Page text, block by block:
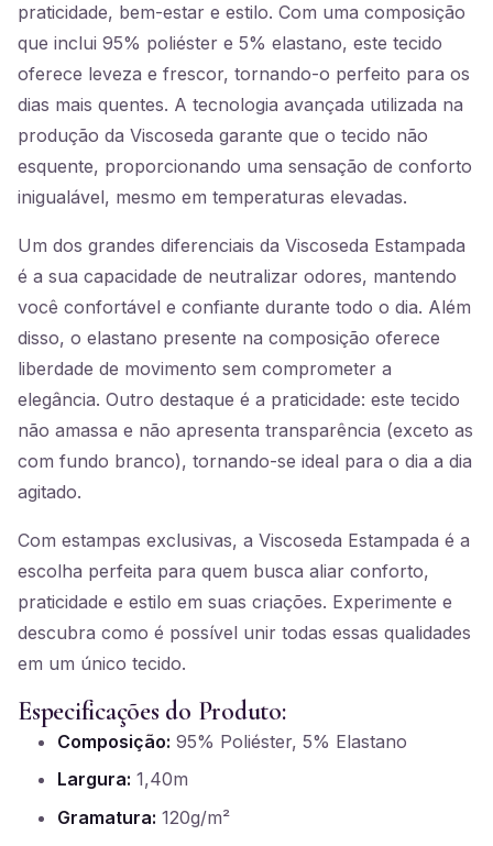
praticidade, bem-estar e estilo. Com uma composição
que inclui 95% poliéster e 5% elastano, este tecido
oferece leveza e frescor, tornando-o perfeito para os
dias mais quentes. A tecnologia avançada utilizada na
produção da Viscoseda garante que o tecido não
esquente, proporcionando uma sensação de conforto
inigualável, mesmo em temperaturas elevadas.
Um dos grandes diferenciais da Viscoseda Estampada
é a sua capacidade de neutralizar odores, mantendo
você confortável e confiante durante todo o dia. Além
disso, o elastano presente na composição oferece
liberdade de movimento sem comprometer a
elegância. Outro destaque é a praticidade: este tecido
não amassa e não apresenta transparência (exceto as
com fundo branco), tornando-se ideal para o dia a dia
agitado.
Com estampas exclusivas, a Viscoseda Estampada é a
escolha perfeita para quem busca aliar conforto,
praticidade e estilo em suas criações. Experimente e
descubra como é possível unir todas essas qualidades
em um único tecido.
Especificações do Produto:
Composição: 95% Poliéster, 5% Elastano
Largura: 1,40m
Gramatura: 120g/m²